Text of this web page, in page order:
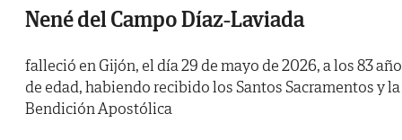
Nené del Campo Díaz-Laviada
falleció en Gijón, el día 29 de mayo de 2026, a los 83
de edad, habiendo recibido los Santos Sacramentos y la
Bendición Apostólica